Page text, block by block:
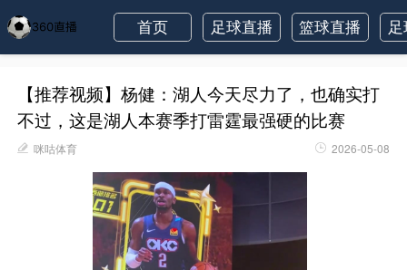
首页 足球直播 篮球直播
【推荐视频】杨健：湖人今天尽力了，也确实打
不过，这是湖人本赛季打雷霆最强硬的比赛
咪咕体育 2026-05-08